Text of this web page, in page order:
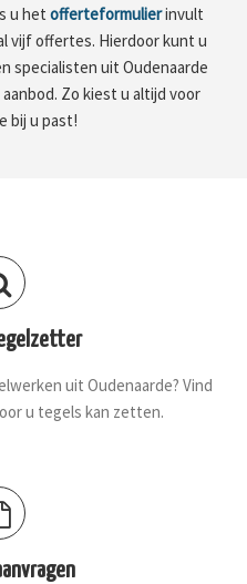
u het offerteformulierinvult
vijf offertes. Hierdoor kunt u
specialisten uit Oudenaarde
Zo kiest u altijd voor
bij u past!
uit Oudenaarde? Vind
u tegels kan zetten.